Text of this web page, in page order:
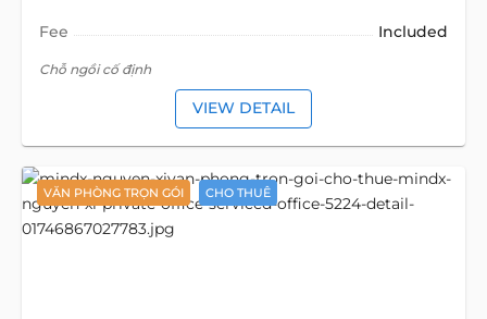
Fee Included
Chỗ ngồi cố định
VIEW DETAIL
VĂN PHÒNG TRỌN GÓI CHO THUÊ